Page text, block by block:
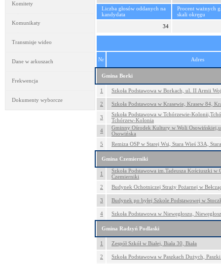
Komitety
Komunikaty
Transmisje wideo
Dane w arkuszach
Frekwencja
Dokumenty wyborcze
Liczba głosów oddanych na
kandydata
Procent ważnych
skali okręgu
34
Nr Adres
Gmina Borki
1 Szkoła Podstawowa w Borkach, ul. II Armii
2 Szkoła Podstawowa w Krasewie, Krasew 84,
3
Szkoła Podstawowa w Tchórzewie-
Tchórzew-Kolonia
4
Gminny Ośrodek Kultury w Woli
Osowińska
5
Remiza OSP w Starej Wsi, Stara Wieś 33A,
Gmina Czemierniki
1
Szkoła Podstawowa im.Tadeusza Kościuszki
Czemierniki
2
Budynek Ochotniczej Straży Pożarnej w
3 Budynek po byłej Szkole Podstawowej w
4 Szkoła Podstawowa w Niewęgłoszu,
Gmina Radzyń Podlaski
1 Zespół Szkół w Białej, Biała 30, Biała
2 Szkoła Podstawowa w Paszkach Dużych,